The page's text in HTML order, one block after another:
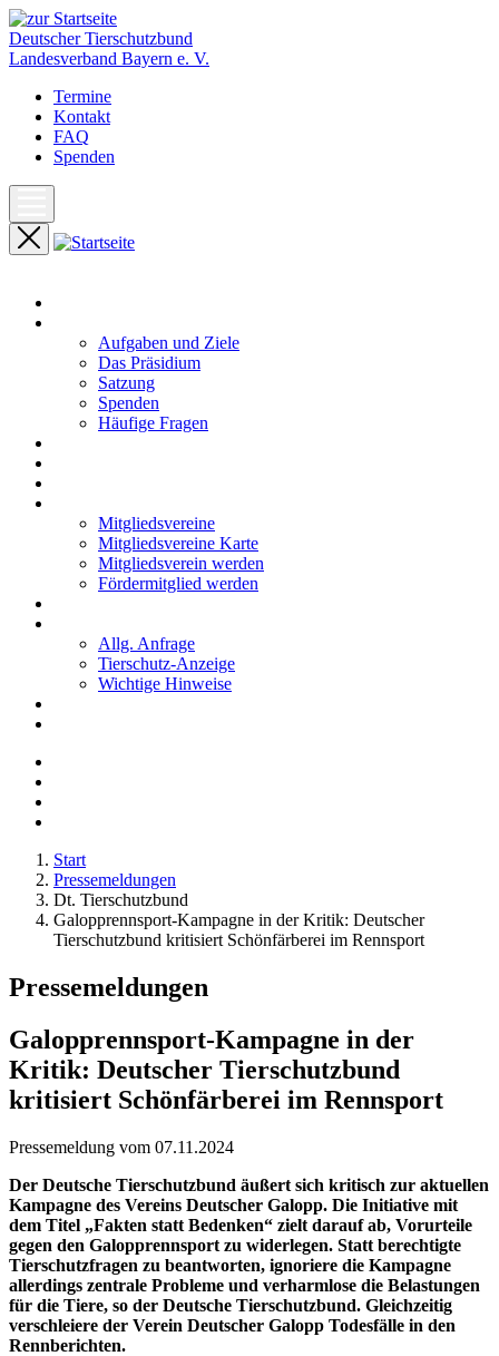
Deutscher Tierschutzbund
Landesverband Bayern e. V.
Termine
Kontakt
FAQ
Spenden
Aufgaben und Ziele
Das Präsidium
Satzung
Spenden
Häufige Fragen
Mitgliedsvereine
Mitgliedsvereine Karte
Mitgliedsverein werden
Fördermitglied werden
Allg. Anfrage
Tierschutz-Anzeige
Wichtige Hinweise
Start
Pressemeldungen
Dt. Tierschutzbund
Galopprennsport-Kampagne in der Kritik: Deutscher
Tierschutzbund kritisiert Schönfärberei im Rennsport
Pressemeldungen
Galopprennsport-Kampagne in der
Kritik: Deutscher Tierschutzbund
kritisiert Schönfärberei im Rennsport
Pressemeldung vom 07.11.2024
Der Deutsche Tierschutzbund äußert sich kritisch zur aktuellen
Kampagne des Vereins Deutscher Galopp. Die Initiative mit
dem Titel „Fakten statt Bedenken“ zielt darauf ab, Vorurteile
gegen den Galopprennsport zu widerlegen. Statt berechtigte
Tierschutzfragen zu beantworten, ignoriere die Kampagne
allerdings zentrale Probleme und verharmlose die Belastungen
für die Tiere, so der Deutsche Tierschutzbund. Gleichzeitig
verschleiere der Verein Deutscher Galopp Todesfälle in den
Rennberichten.